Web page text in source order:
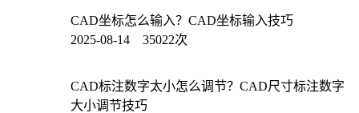
CAD坐标怎么输入？CAD坐标输入技巧
2025-08-14 35022次
CAD标注数字太小怎么调节？CAD尺寸标注数字
大小调节技巧